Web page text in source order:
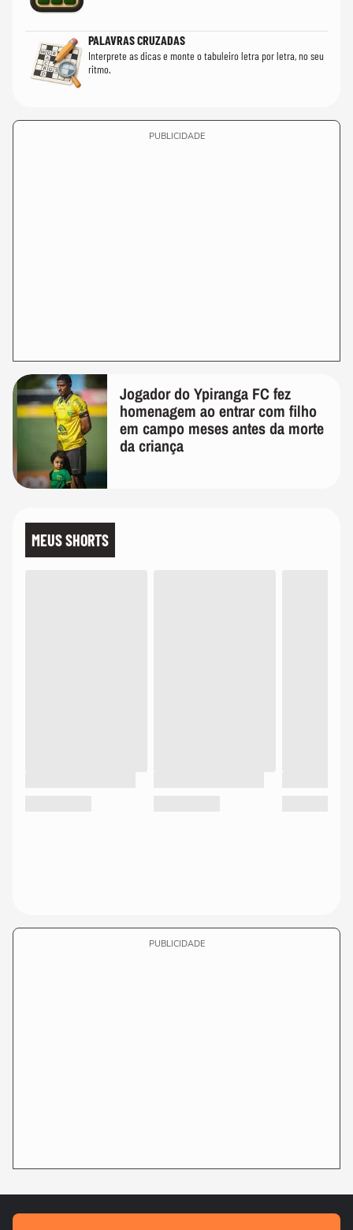
PALAVRAS CRUZADAS
Interprete as dicas e monte o tabuleiro letra por letra, no seu
ritmo.
PUBLICIDADE
Jogador do Ypiranga FC fez
homenagem ao entrar com filho
em campo meses antes da morte
da criança
MEUS SHORTS
PUBLICIDADE